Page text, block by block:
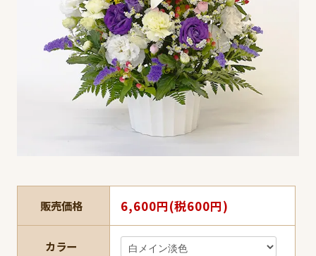
販売価格 6,600円(税600円)
カラー